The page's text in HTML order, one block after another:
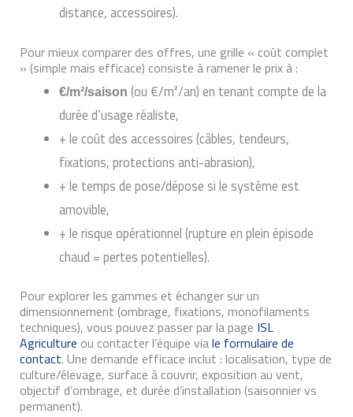
distance, accessoires).
Pour mieux comparer des offres, une grille « coût complet
» (simple mais efficace) consiste à ramener le prix à :
€/m²/saison (ou €/m²/an) en tenant compte de la
durée d’usage réaliste,
+ le coût des accessoires (câbles, tendeurs,
fixations, protections anti-abrasion),
+ le temps de pose/dépose si le système est
amovible,
+ le risque opérationnel (rupture en plein épisode
chaud = pertes potentielles).
Pour explorer les gammes et échanger sur un
dimensionnement (ombrage, fixations, monofilaments
techniques), vous pouvez passer par la page ISL
Agriculture ou contacter l’équipe viale formulaire de
contact. Une demande efficace inclut : localisation, type de
culture/élevage, surface à couvrir, exposition au vent,
objectif d’ombrage, et durée d’installation (saisonnier vs
permanent).